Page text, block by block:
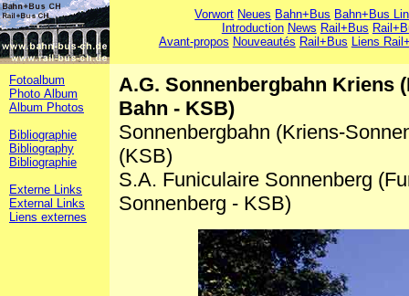
Vorwort Neues Bahn+Bus Bahn+Bus
Introduction News Rail+Bus
Avant-propos Nouveautés Rail+Bus Liens
Fotoalbum
Photo Album
Album Photos
Bibliographie
Bibliography
Bibliographie
Externe Links
External Links
Liens externes
A.G. Sonnenbergbahn Kriens
Bahn - KSB)
Sonnenbergbahn (Kriens-
(KSB)
S.A. Funiculaire Sonnenberg
Sonnenberg - KSB)